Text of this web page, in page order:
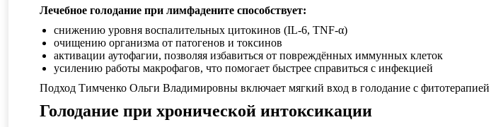
Лечебное голодание при лимфадените способствует:
снижению уровня воспалительных цитокинов (IL-6, TNF-α)
очищению организма от патогенов и токсинов
активации аутофагии, позволяя избавиться от повреждённых иммунных клеток
усилению работы макрофагов, что помогает быстрее справиться с инфекцией
Подход Тимченко Ольги Владимировны включает мягкий вход в голодание с
Голодание при хронической интоксикации